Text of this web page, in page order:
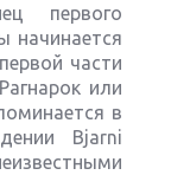
первого
начинается
части
или
в
Bjarni